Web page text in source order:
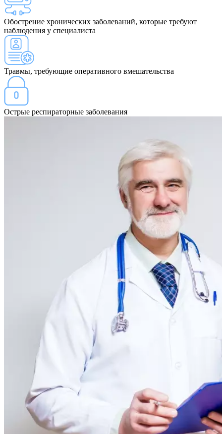
Обострение хронических заболеваний, которые требуют
наблюдения у специалиста
Травмы, требующие оперативного вмешательства
Острые респираторные заболевания